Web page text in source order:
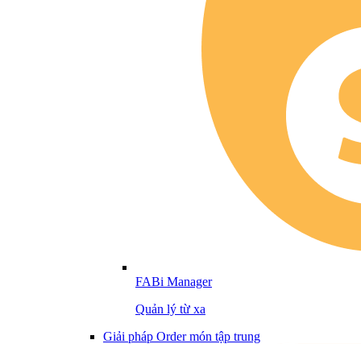
FABi Manager
Quản lý từ xa
Giải pháp Order món tập trung